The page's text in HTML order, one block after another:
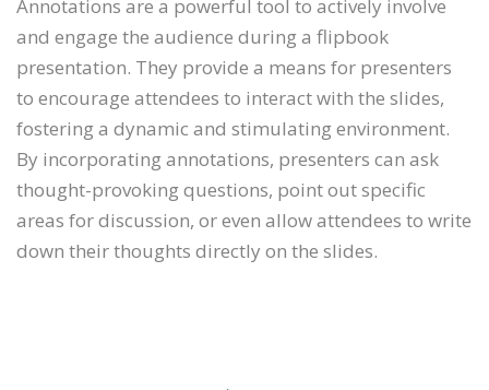
Annotations are a powerful tool to actively involve
and engage the audience during a flipbook
presentation. They provide a means for presenters
to encourage attendees to interact with the slides,
fostering a dynamic and stimulating environment.
By incorporating annotations, presenters can ask
thought-provoking questions, point out specific
areas for discussion, or even allow attendees to write
down their thoughts directly on the slides.